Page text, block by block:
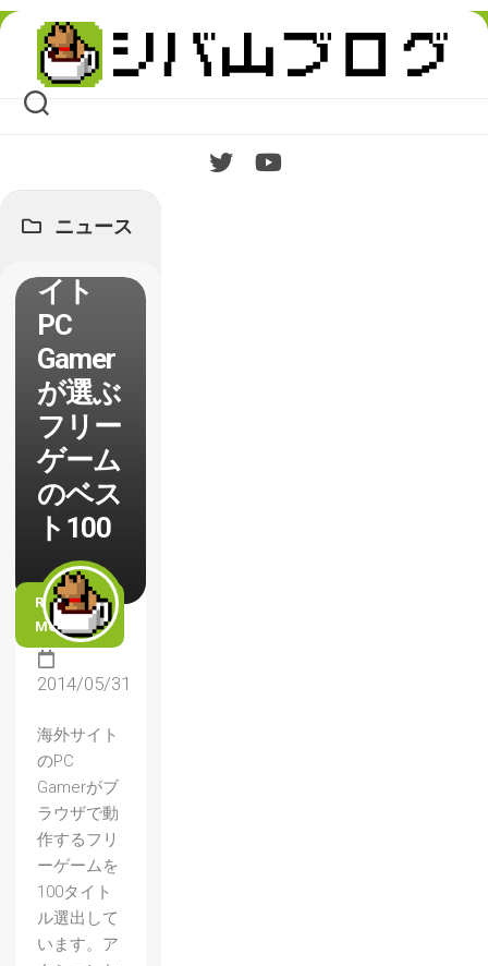
Skip
content
ニュース
イト
PC
Gamer
が選ぶ
フリー
ゲーム
のベス
ト100
READ
MORE
2014/05/31
海外サイト
のPC
Gamerがブ
ラウザで動
作するフリ
ーゲームを
100タイト
ル選出して
います。ア